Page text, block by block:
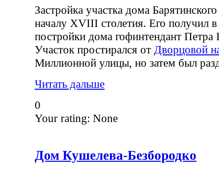
Застройка участка дома
началу XVIII столетия. Его получил
постройки дома гофинтендант
Участок простирался от Дворцовой
Миллионной улицы, но затем был
Читать дальше
0
Your rating: None
Дом Кушелева-Безбородко